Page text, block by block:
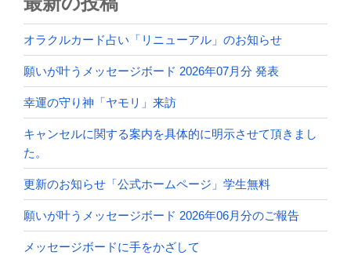
オラクルカード占い「リニューアル」のお知らせ
願いが叶うメッセージボード 2026年07月分 発表
幸運の守り神「ヤモリ」来訪
キャンセルに関する案内を具体的に明示させて頂きまし
た。
更新のお知らせ「公式ホームページ」学生無料
願いが叶うメッセージボード 2026年06月分のご報告
メッセージボードに手をかざして